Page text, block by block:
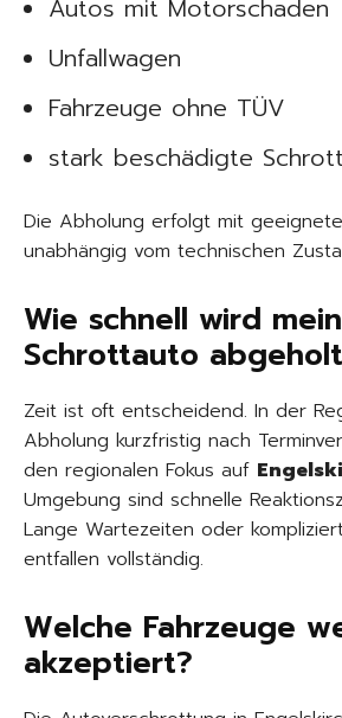
Autos mit Motorschaden
Unfallwagen
Fahrzeuge ohne TÜV
stark beschädigte
Die Abholung erfolgt mit
unabhängig vom technischen
Wie schnell wird mein
Schrottauto
Zeit ist oft entscheidend. In der
Abholung kurzfristig nach
den regionalen Fokus auf
Umgebung sind schnelle
Lange Wartezeiten oder
entfallen vollständig.
Welche Fahrzeuge
akzeptiert?